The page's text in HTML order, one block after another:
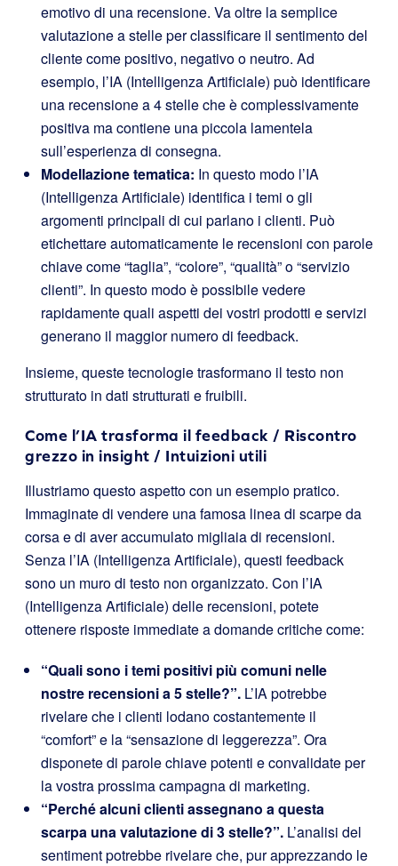
emotivo di una recensione. Va oltre la semplice
valutazione a stelle per classificare il sentimento del
cliente come positivo, negativo o neutro. Ad
esempio, l’IA (Intelligenza Artificiale) può identificare
una recensione a 4 stelle che è complessivamente
positiva ma contiene una piccola lamentela
sull’esperienza di consegna.
Modellazione tematica: In questo modo l’IA
(Intelligenza Artificiale) identifica i temi o gli
argomenti principali di cui parlano i clienti. Può
etichettare automaticamente le recensioni con parole
chiave come “taglia”, “colore”, “qualità” o “servizio
clienti”. In questo modo è possibile vedere
rapidamente quali aspetti dei vostri prodotti e servizi
generano il maggior numero di feedback.
Insieme, queste tecnologie trasformano il testo non
strutturato in dati strutturati e fruibili.
Come l’IA trasforma il feedback / Riscontro
grezzo in insight / Intuizioni utili
Illustriamo questo aspetto con un esempio pratico.
Immaginate di vendere una famosa linea di scarpe da
corsa e di aver accumulato migliaia di recensioni.
Senza l’IA (Intelligenza Artificiale), questi feedback
sono un muro di testo non organizzato. Con l’IA
(Intelligenza Artificiale) delle recensioni, potete
ottenere risposte immediate a domande critiche come:
“Quali sono i temi positivi più comuni nelle
nostre recensioni a 5 stelle?”. L’IA potrebbe
rivelare che i clienti lodano costantemente il
“comfort” e la “sensazione di leggerezza”. Ora
disponete di parole chiave potenti e convalidate per
la vostra prossima campagna di marketing.
“Perché alcuni clienti assegnano a questa
scarpa una valutazione di 3 stelle?”. L’analisi del
sentiment potrebbe rivelare che, pur apprezzando le